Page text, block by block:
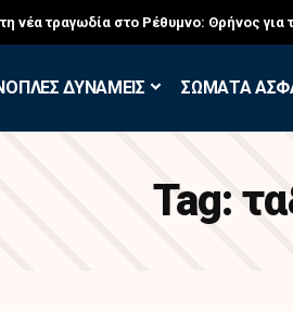
νέα τραγωδία στο Ρέθυμνο: Θρήνος για
ΔΥΝΑΜΕΙΣ ΣΩΜΑΤΑ
Tag: